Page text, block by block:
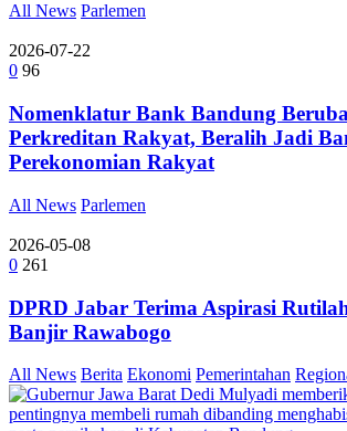
All News Parlemen
2026-07-22
0 96
Nomenklatur Bank Bandung
Perkreditan Rakyat, Beralih Jadi
Perekonomian Rakyat
All News Parlemen
2026-05-08
0 261
DPRD Jabar Terima Aspirasi
Banjir Rawabogo
All News Berita Ekonomi Pemerintahan